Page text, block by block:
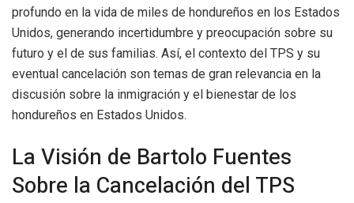
profundo en la vida de miles de hondureños en los Estados
Unidos, generando incertidumbre y preocupación sobre su
futuro y el de sus familias. Así, el contexto del TPS y su
eventual cancelación son temas de gran relevancia en la
discusión sobre la inmigración y el bienestar de los
hondureños en Estados Unidos.
La Visión de Bartolo Fuentes
Sobre la Cancelación del TPS